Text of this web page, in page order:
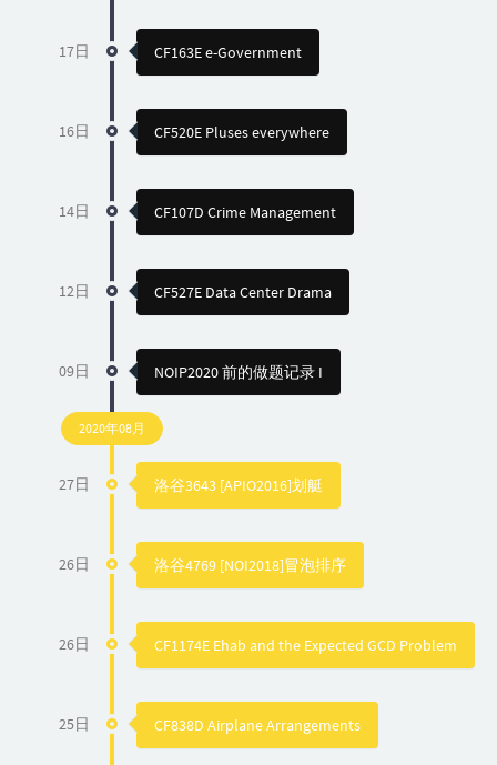
17日 CF163E e-Government
16日 CF520E Pluses everywhere
14日 CF107D Crime Management
12日 CF527E Data Center Drama
09日 NOIP2020 前的做题记录 I
2020年08月
27日 洛谷3643 [APIO2016]划艇
26日 洛谷4769 [NOI2018]冒泡排序
26日 CF1174E Ehab and the Expected GCD Problem
25日 CF838D Airplane Arrangements